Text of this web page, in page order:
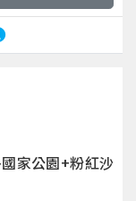
家公園+粉紅沙